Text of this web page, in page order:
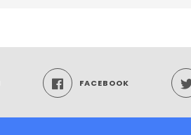
FACEBOOK